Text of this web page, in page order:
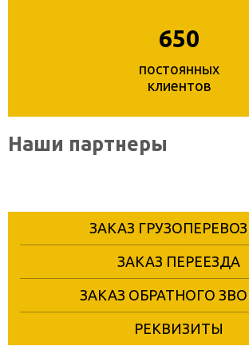
650
постоянных
клиентов
Наши партнеры
ЗАКАЗ
ЗАКАЗ ПЕРЕЕЗДА
ЗАКАЗ ОБРАТНОГО
РЕКВИЗИТЫ